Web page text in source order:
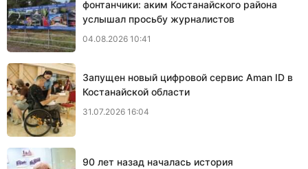
фонтанчики: аким Костанайского района
услышал просьбу журналистов
04.08.2026 10:41
Запущен новый цифровой сервис Aman ID в
Костанайской области
31.07.2026 16:04
90 лет назад началась история